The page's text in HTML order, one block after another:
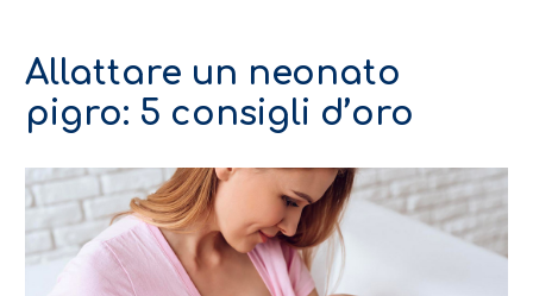
Allattare un neonato
pigro: 5 consigli d’oro